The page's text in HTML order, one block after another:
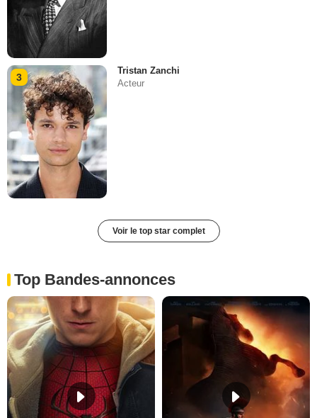
3
Tristan Zanchi
Acteur
Voir le top star complet
Top Bandes-annonces